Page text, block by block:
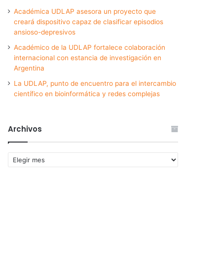
Académica UDLAP asesora un proyecto que
creará dispositivo capaz de clasificar episodios
ansioso-depresivos
Académico de la UDLAP fortalece colaboración
internacional con estancia de investigación en
Argentina
La UDLAP, punto de encuentro para el intercambio
científico en bioinformática y redes complejas
Archivos
Archivos